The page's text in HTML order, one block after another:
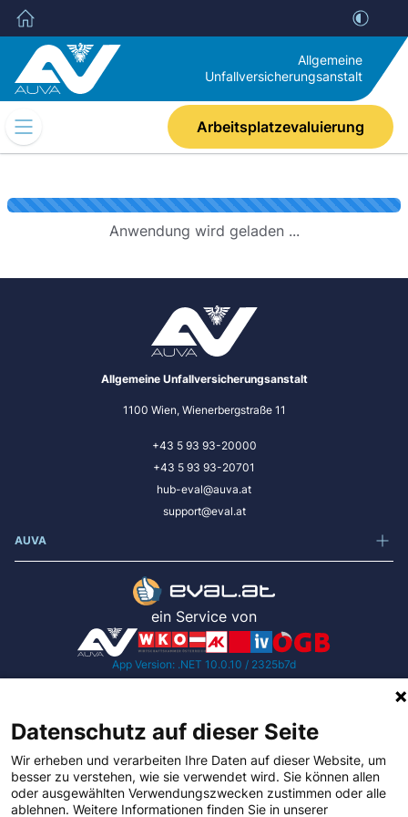
Allgemeine
Unfallversicherungsanstalt
Mobile
Navigation
Arbeitsplatzevaluierung
Anwendung wird geladen ...
Allgemeine Unfallversicherungsanstalt
1100 Wien, Wienerbergstraße 11
+43 5 93 93-20000
+43 5 93 93-20701
hub-eval@auva.at
support@eval.at
AUVA
ein Service von
App Version: .NET 10.0.10 / 2325b7d
Impressum
Datenschutz
Datenschutz auf dieser Seite
Wir erheben und verarbeiten Ihre Daten auf dieser Website, um
besser zu verstehen, wie sie verwendet wird. Sie können allen
oder ausgewählten Verwendungszwecken zustimmen oder alle
ablehnen. Weitere Informationen finden Sie in unserer